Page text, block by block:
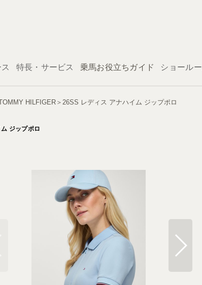
特長・サービス 乗馬お役立ちガイド ショール
HILFIGER＞26SS レディス アナハイム ジップポロ
ジップポロ